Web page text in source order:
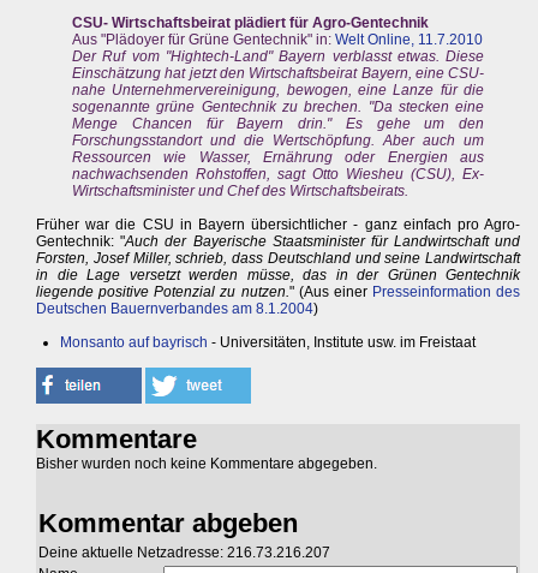
CSU- Wirtschaftsbeirat plädiert für Agro-Gentechnik
Aus "Plädoyer für Grüne Gentechnik" in: Welt Online, 11.7.2010
Der Ruf vom "Hightech-Land" Bayern verblasst etwas. Diese
Einschätzung hat jetzt den Wirtschaftsbeirat Bayern, eine CSU-
nahe Unternehmervereinigung, bewogen, eine Lanze für die
sogenannte grüne Gentechnik zu brechen. "Da stecken eine
Menge Chancen für Bayern drin." Es gehe um den
Forschungsstandort und die Wertschöpfung. Aber auch um
Ressourcen wie Wasser, Ernährung oder Energien aus
nachwachsenden Rohstoffen, sagt Otto Wiesheu (CSU), Ex-
Wirtschaftsminister und Chef des Wirtschaftsbeirats.
Früher war die CSU in Bayern übersichtlicher - ganz einfach pro Agro-
Gentechnik: "Auch der Bayerische Staatsminister für Landwirtschaft und
Forsten, Josef Miller, schrieb, dass Deutschland und seine Landwirtschaft
in die Lage versetzt werden müsse, das in der Grünen Gentechnik
liegende positive Potenzial zu nutzen." (Aus einer Presseinformation des
Deutschen Bauernverbandes am 8.1.2004)
Monsanto auf bayrisch - Universitäten, Institute usw. im Freistaat
Kommentare
Bisher wurden noch keine Kommentare abgegeben.
Kommentar abgeben
Deine aktuelle Netzadresse: 216.73.216.207